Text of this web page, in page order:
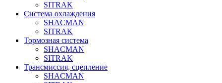
SITRAK
Система охлаждения
SHACMAN
SITRAK
Тормозная система
SHACMAN
SITRAK
Трансмиссия, сцепление
SHACMAN